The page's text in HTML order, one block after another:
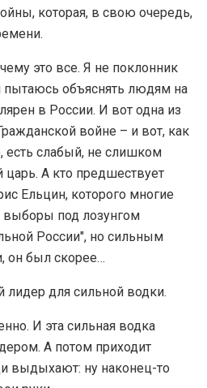
которая, в свою очередь,
это все. Я не поклонник
пытаюсь объяснять людям на
в России. И вот одна из
войне – и вот, как
есть слабый, не слишком
А кто предшествует
Ельцин, которого многие
под лозунгом
России", но сильным
он был скорее…
лидер для сильной водки.
И эта сильная водка
А потом приходит
выдыхают: ну наконец-то